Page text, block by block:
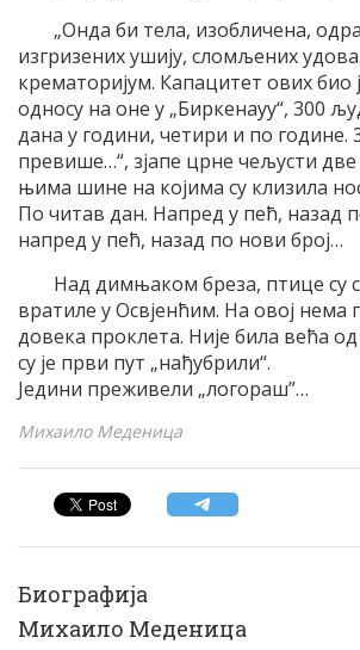
„Онда би тела, изобличена,
изгризених ушију, сломљених
крематоријум. Капацитет ових био
односу на оне у „Биркенауу“, 300
дана у години, четири и по године.
превише…“, зјапе црне чељусти
њима шине на којима су клизила
По читав дан. Напред у пећ, назад
напред у пећ, назад по нови број…
Над димњаком бреза, птице су
вратиле у Освјенћим. На овој нема
довека проклета. Није била већа
су је први пут „нађубрили“.
Једини преживели „логораш”…
Михаило Меденица
Биографија
Михаило Меденица